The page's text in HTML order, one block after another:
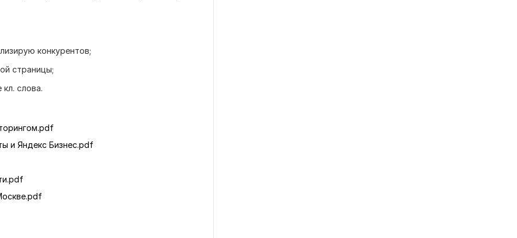
конкурентов;
страницы;
слова.
и Яндекс Бизнес.pdf